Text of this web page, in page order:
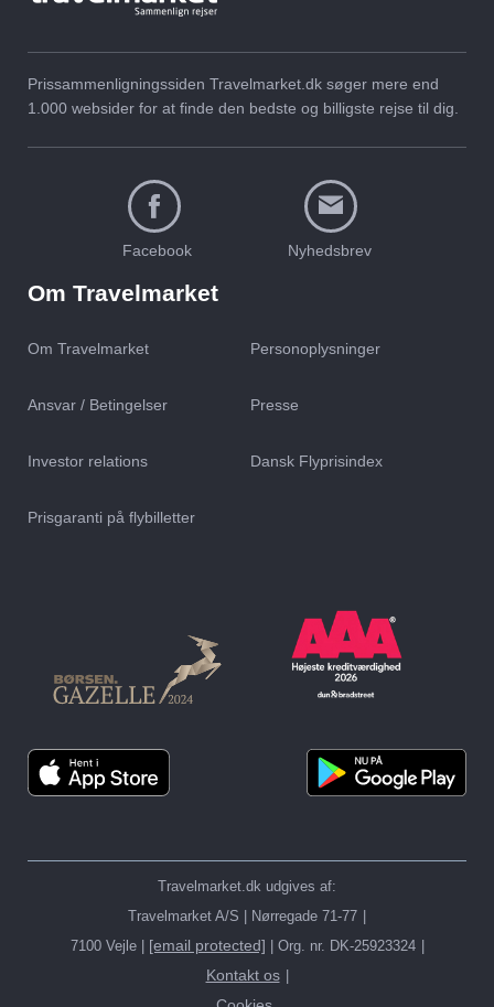
Prissammenligningssiden Travelmarket.dk søger mere end
1.000 websider for at finde den bedste og billigste rejse til dig.
Facebook Nyhedsbrev
Om Travelmarket
Om Travelmarket Personoplysninger
Ansvar / Betingelser Presse
Investor relations Dansk Flyprisindex
Prisgaranti på flybilletter
Travelmarket.dk udgives af:
Travelmarket A/S | Nørregade 71-77
7100 Vejle | [email protected] | Org. nr. DK-25923324
Kontakt os